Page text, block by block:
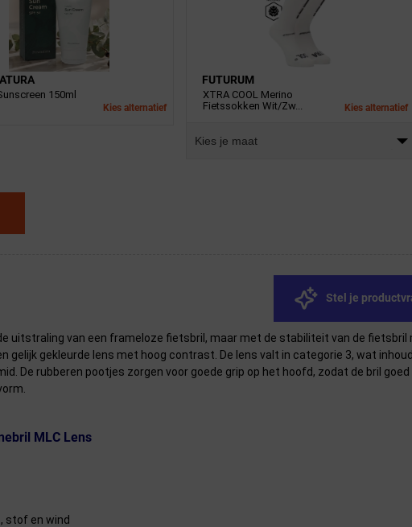
150ml
Kies alternatief
FUTURUM
XTRA COOL Merino
Fietssokken Wit/Zw...
Kies alternatief
Kies je maat
Stel je
uitstraling van een frameloze fietsbril, maar met de stabiliteit van de
gelijk gekleurde lens met hoog contrast. De lens valt in categorie 3, wat
De rubberen pootjes zorgen voor goede grip op het hoofd, zodat de bril
MLC Lens
stof en wind